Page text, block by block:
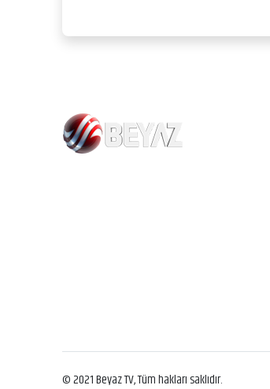
© 2021 Beyaz TV, Tüm hakları saklıdır.